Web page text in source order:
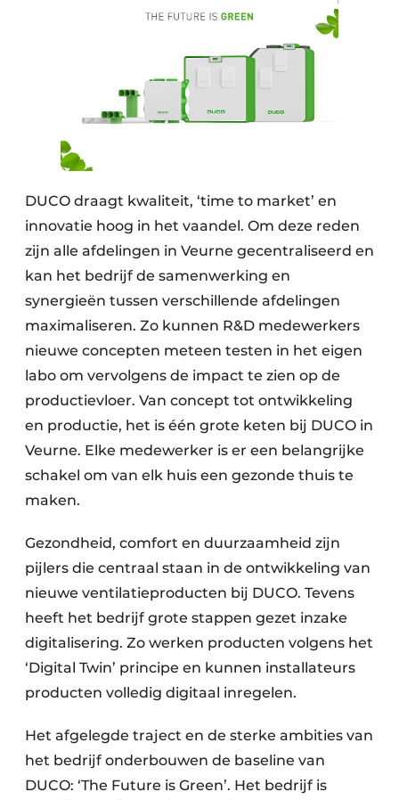
DUCO draagt kwaliteit, ‘time to market’ en
innovatie hoog in het vaandel. Om deze reden
zijn alle afdelingen in Veurne gecentraliseerd en
kan het bedrijf de samenwerking en
synergieën tussen verschillende afdelingen
maximaliseren. Zo kunnen R&D medewerkers
nieuwe concepten meteen testen in het eigen
labo om vervolgens de impact te zien op de
productievloer. Van concept tot ontwikkeling
en productie, het is één grote keten bij DUCO in
Veurne. Elke medewerker is er een belangrijke
schakel om van elk huis een gezonde thuis te
maken.
Gezondheid, comfort en duurzaamheid zijn
pijlers die centraal staan in de ontwikkeling van
nieuwe ventilatieproducten bij DUCO. Tevens
heeft het bedrijf grote stappen gezet inzake
digitalisering. Zo werken producten volgens het
‘Digital Twin’ principe en kunnen installateurs
producten volledig digitaal inregelen.
Het afgelegde traject en de sterke ambities van
het bedrijf onderbouwen de baseline van
DUCO: ‘The Future is Green’. Het bedrijf is